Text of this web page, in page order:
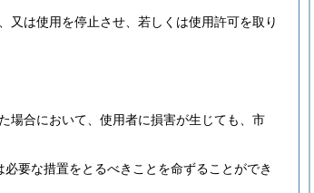
又は使用を停止させ、若しくは使用許可を取り
場合において、使用者に損害が生じても、市
要な措置をとるべきことを命ずることができ